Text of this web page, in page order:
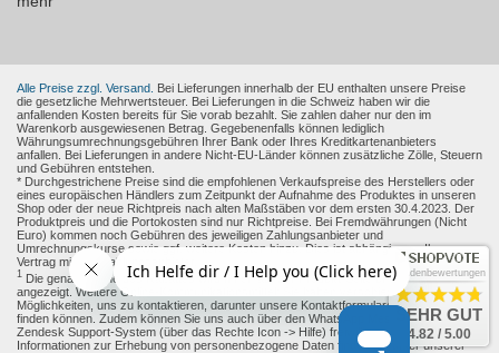
Alle Preise zzgl. Versand. Bei Lieferungen innerhalb der EU enthalten unsere Preise
die gesetzliche Mehrwertsteuer. Bei Lieferungen in die Schweiz haben wir die
anfallenden Kosten bereits für Sie vorab bezahlt. Sie zahlen daher nur den im
Warenkorb ausgewiesenen Betrag. Gegebenenfalls können lediglich
Währungsumrechnungsgebühren Ihrer Bank oder Ihres Kreditkartenanbieters
anfallen. Bei Lieferungen in andere Nicht-EU-Länder können zusätzliche Zölle, Steuern
und Gebühren entstehen.
* Durchgestrichene Preise sind die empfohlenen Verkaufspreise des Herstellers oder
eines europäischen Händlers zum Zeitpunkt der Aufnahme des Produktes in unseren
Shop oder der neue Richtpreis nach alten Maßstäben vor dem ersten 30.4.2023. Der
Produktpreis und die Portokosten sind nur Richtpreise. Bei Fremdwährungen (Nicht
Euro) kommen noch Gebühren des jeweiligen Zahlungsanbieter und
Umrechnungskurse sowie ggf. weitere Kosten hinzu. Dies ist abhängig von Ihren
Vertrag mit den Zahlungsanbieter.
1 Die genaue Höhe des Rabattes wird Ihnen auf der Produkt-Seite und im Warenkorb
angezeigt. Weitere Online-Kommunikationsmittel: Sie haben verschiedene
Möglichkeiten, uns zu kontaktieren, darunter unsere Kontaktformulare, die Siehier
finden können. Zudem können Sie uns auch über den WhatsApp Messenger oder das
Zendesk Support-System (über das Rechte Icon -> Hilfe) freiwillig erreichen.
Informationen zur Erhebung von personenbezogene Daten finden sie unter unserer
Kundenbewertungen
SEHR GUT
4.82 / 5.00